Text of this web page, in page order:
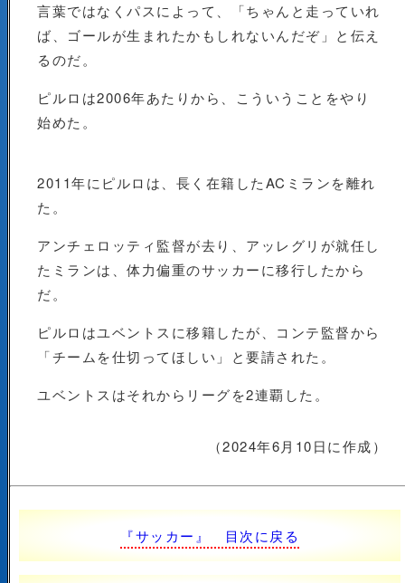
言葉ではなくパスによって、「ちゃんと走っていれ
ば、ゴールが生まれたかもしれないんだぞ」と伝え
るのだ。
ピルロは2006年あたりから、こういうことをやり
始めた。
2011年にピルロは、長く在籍したACミランを離れ
た。
アンチェロッティ監督が去り、アッレグリが就任し
たミランは、体力偏重のサッカーに移行したから
だ。
ピルロはユベントスに移籍したが、コンテ監督から
「チームを仕切ってほしい」と要請された。
ユベントスはそれからリーグを2連覇した。
（2024年6月10日に作成）
『サッカー』 目次に戻る